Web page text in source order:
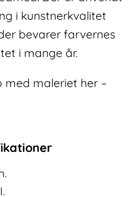
i kunstnerkvalitet
bevarer farvernes
i mange år.
med maleriet her –